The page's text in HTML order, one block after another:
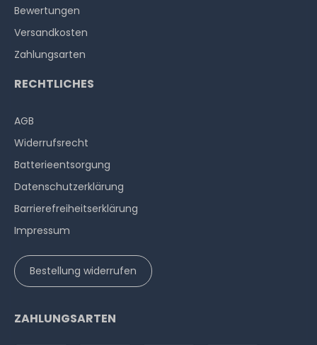
Bewertungen
Versandkosten
Zahlungsarten
RECHTLICHES
AGB
Widerrufs­recht
Batterieentsorgung
Datenschutzerklärung
Barrierefreiheitserklärung
Impressum
Bestellung widerrufen
ZAHLUNGSARTEN